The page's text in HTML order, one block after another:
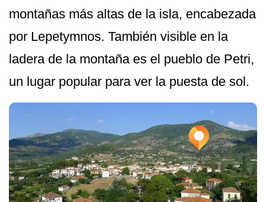
montañas más altas de la isla, encabezada
por Lepetymnos. También visible en la
ladera de la montaña es el pueblo de Petri,
un lugar popular para ver la puesta de sol.